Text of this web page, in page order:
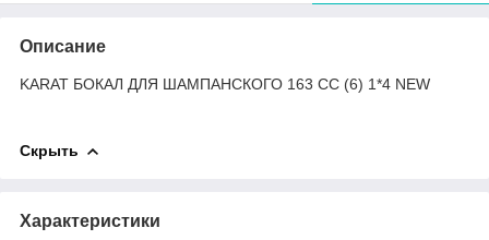
Описание
KARAT БОКАЛ ДЛЯ ШАМПАНСКОГО 163 CC (6) 1*4 NEW
Скрыть
Характеристики